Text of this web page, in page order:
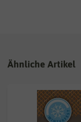
Ähnliche Artikel